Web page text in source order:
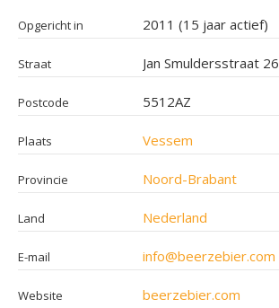
Opgericht in 2011 (15 jaar actief)
Straat Jan Smuldersstraat 26
Postcode 5512AZ
Plaats Vessem
Provincie Noord-Brabant
Land Nederland
E-mail info@beerzebier.com
Website beerzebier.com